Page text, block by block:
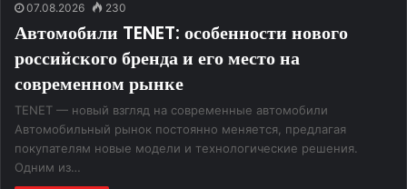
07.08.2026 230
Автомобили TENET: особенности нового
российского бренда и его место на
современном рынке
TENET — новый взгляд на современные автомобили
Автомобильный рынок постоянно меняется, предлагая
покупателям новые модели и технологические решения.
Одним из…